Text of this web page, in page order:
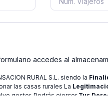
accedes al
RURAL S.L. siendo la
las casas rurales La
gestor. Podrás ejercer Tus